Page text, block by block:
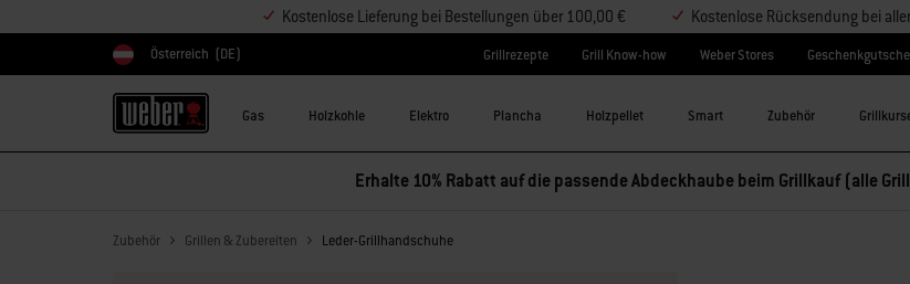
Kostenlose Lieferung bei Bestellungen über 100,00 € Kostenlose Rücksendung bei
Land auswählen
Österreich (DE) Grillrezepte Grill Know-how Weber Stores
Gas Holzkohle Elektro Plancha Holzpellet Smart Zubehör
Erhalte 10% Rabatt auf die passende Abdeckhaube beim Grillkauf (alle
Zubehör Grillen & Zubereiten Leder-Grillhandschuhe